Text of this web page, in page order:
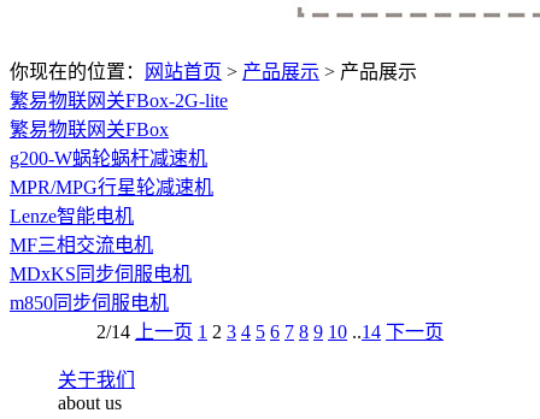
你现在的位置： 网站首页 > 产品展示 > 产品展示
繁易物联网关FBox-2G-lite
繁易物联网关FBox
g200-W蜗轮蜗杆减速机
MPR/MPG行星轮减速机
Lenze智能电机
MF三相交流电机
MDxKS同步伺服电机
m850同步伺服电机
2/14
上一页 1 2 3 4 5 6 7 8 9 10 ..14 下一页
关于我们
about us